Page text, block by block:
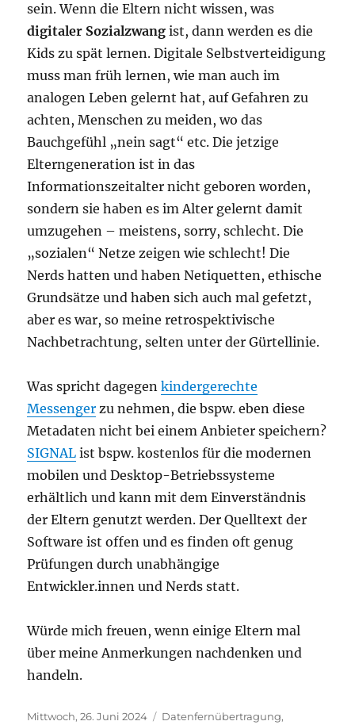
sein. Wenn die Eltern nicht wissen, was
digitaler Sozialzwang ist, dann werden es die
Kids zu spät lernen. Digitale Selbstverteidigung
muss man früh lernen, wie man auch im
analogen Leben gelernt hat, auf Gefahren zu
achten, Menschen zu meiden, wo das
Bauchgefühl „nein sagt“ etc. Die jetzige
Elterngeneration ist in das
Informationszeitalter nicht geboren worden,
sondern sie haben es im Alter gelernt damit
umzugehen – meistens, sorry, schlecht. Die
„sozialen“ Netze zeigen wie schlecht! Die
Nerds hatten und haben Netiquetten, ethische
Grundsätze und haben sich auch mal gefetzt,
aber es war, so meine retrospektivische
Nachbetrachtung, selten unter der Gürtellinie.
Was spricht dagegenkindergerechte
Messenger zu nehmen, die bspw. eben diese
Metadaten nicht bei einem Anbieter speichern?
SIGNAL ist bspw. kostenlos für die modernen
mobilen und Desktop-Betriebssysteme
erhältlich und kann mit dem Einverständnis
der Eltern genutzt werden. Der Quelltext der
Software ist offen und es finden oft genug
Prüfungen durch unabhängige
Entwickler.innen und Nerds statt.
Würde mich freuen, wenn einige Eltern mal
über meine Anmerkungen nachdenken und
handeln.
Veröffentlicht
Mittwoch, 26. Juni 2024 Kategorien
Datenfernübertragung,